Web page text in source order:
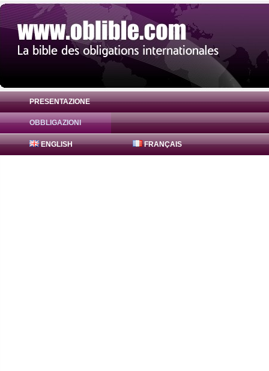
PRESENTAZIONE
OBBLIGAZIONI
ENGLISH FRANÇAIS
Obbligazione Hessen-Thüringen